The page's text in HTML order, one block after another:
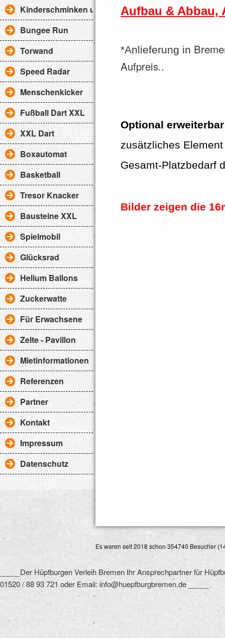
Kinderschminken uvm.
Bungee Run
Torwand
Speed Radar
Menschenkicker
Fußball Dart XXL
XXL Dart
Boxautomat
Basketball
Tresor Knacker
Bausteine XXL
Spielmobil
Glücksrad
Helium Ballons
Zuckerwatte
Für Erwachsene
Zelte - Pavillon
Mietinformationen
Referenzen
Partner
Kontakt
Impressum
Datenschutz
Aufbau & Abbau,
*Anlieferung in
Aufpreis..
Optional erweiterbar
zusätzliches
Gesamt-Platzbedarf
Bilder zeigen die
Es waren seit 2018 schon 354740 Besucher
_____Der Hüpfburgen Verleih Bremen Ihr Ansprechpartner für
01520 / 88 93 721 oder Email: info@huepfburgbremen.de _____